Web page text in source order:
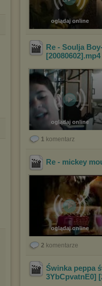
oglądaj online
Re - Soulja
[20080602] .mp4
oglądaj online
1 komentarz
Re - mickey
oglądaj online
2 komentarze
Świnka peppa
3YbCpvatnE0]